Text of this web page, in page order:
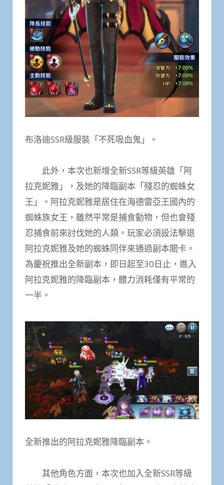
布洛迪SSR級服裝「不死吸血鬼」。
此外，本次也新增全新SSR等級英雄「阿
拉克妮雅」，及她的降臨副本「殘忍的蜘蛛女
王」。阿拉克妮雅是居住在海德雷亞王國內的
蜘蛛族女王，雖然平常是捕食動物，但也會殘
忍捕食前來討伐她的人類。玩家必須設法擊退
阿拉克妮雅及她的蜘蛛同伴來通過副本關卡。
為慶祝推出全新副本，即日起至30日止，進入
阿拉克妮雅的降臨副本，體力消耗僅有平常的
一半。
全新推出的阿拉克妮雅降臨副本。
其他角色方面，本次也加入全新SSR等級